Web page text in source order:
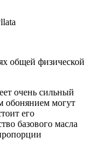
общей физической
очень сильный
обонянием могут
его
базового масла